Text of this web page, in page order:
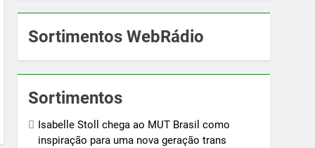
Sortimentos WebRádio
Sortimentos
Isabelle Stoll chega ao MUT Brasil como
inspiração para uma nova geração trans